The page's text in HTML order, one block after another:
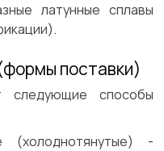
латунные сплавы
поставки)
следующие способы
(холоднотянутые) -